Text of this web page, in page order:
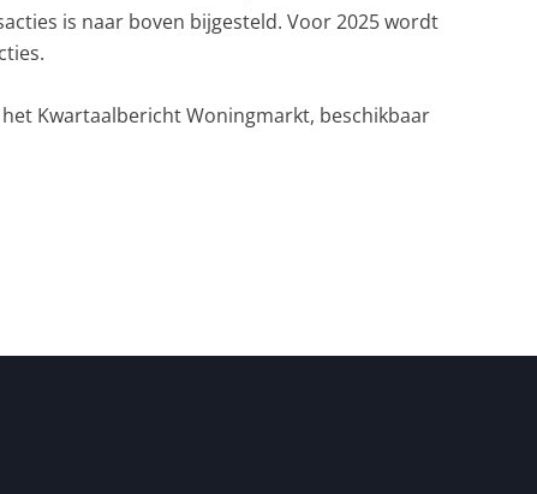
is naar boven bijgesteld. Voor 2025 wordt
Kwartaalbericht Woningmarkt, beschikbaar